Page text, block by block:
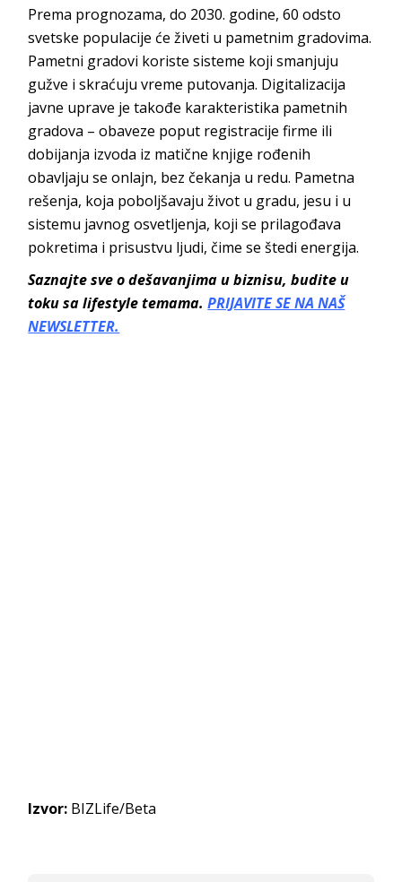
Prema prognozama, do 2030. godine, 60 odsto
svetske populacije će živeti u pametnim gradovima.
Pametni gradovi koriste sisteme koji smanjuju
gužve i skraćuju vreme putovanja. Digitalizacija
javne uprave je takođe karakteristika pametnih
gradova – obaveze poput registracije firme ili
dobijanja izvoda iz matične knjige rođenih
obavljaju se onlajn, bez čekanja u redu. Pametna
rešenja, koja poboljšavaju život u gradu, jesu i u
sistemu javnog osvetljenja, koji se prilagođava
pokretima i prisustvu ljudi, čime se štedi energija.
Saznajte sve o dešavanjima u biznisu, budite u
toku sa lifestyle temama. PRIJAVITE SE NA NAŠ
NEWSLETTER.
Izvor: BIZLife/Beta